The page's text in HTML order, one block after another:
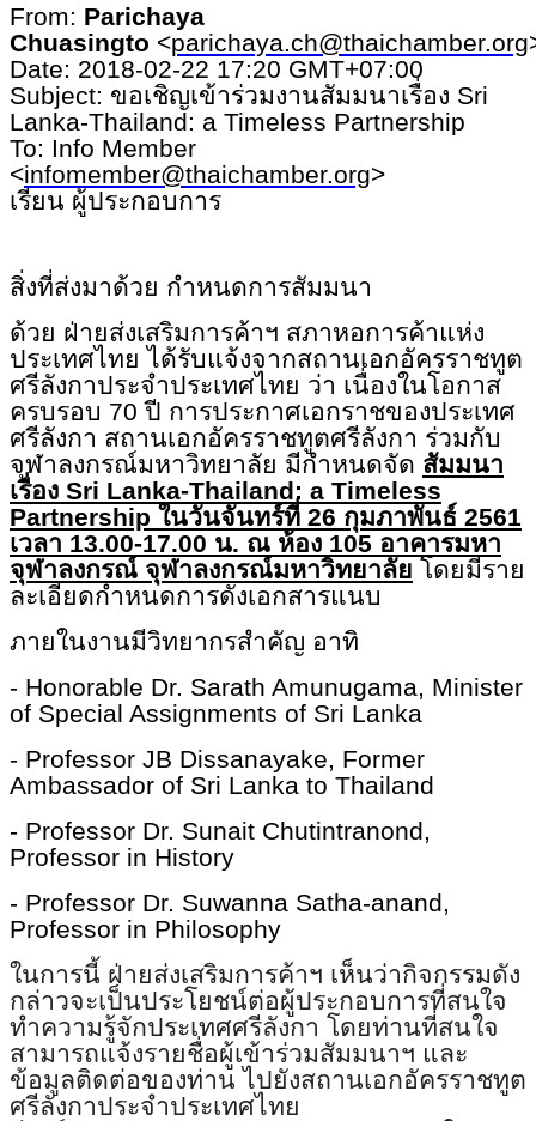
From: Parichaya
Chuasingto <parichaya.ch@thaichamber.org
Date: 2018-02-22 17:20 GMT+07:00
Subject: ขอเชิญเข้าร่วมงานสัมมนาเรื่อง Sri
Lanka-Thailand: a Timeless Partnership
To: Info Member
<infomember@thaichamber.org>
เรียน ผู้ประกอบการ
สิ่งที่ส่งมาด้วย กำหนดการสัมมนา
ด้วย ฝ่ายส่งเสริมการค้าฯ สภาหอการค้าแห่ง
ประเทศไทย ได้รับแจ้งจากสถานเอกอัครราชทูต
ศรีลังกาประจำประเทศไทย ว่า เนื่องในโอกาส
ครบรอบ 70 ปี การประกาศเอกราชของประเทศ
ศรีลังกา สถานเอกอัครราชทูตศรีลังกา ร่วมกับ
จุฬาลงกรณ์มหาวิทยาลัย มีกำหนดจัด สัมมนา
เรื่อง Sri Lanka-Thailand: a Timeless
Partnership ในวันจันทร์ที่ 26 กุมภาพันธ์ 2561
เวลา 13.00-17.00 น. ณ ห้อง 105 อาคารมหา
จุฬาลงกรณ์ จุฬาลงกรณ์มหาวิทยาลัย โดยมีราย
ละเอียดกำหนดการดังเอกสารแนบ
ภายในงานมีวิทยากรสำคัญ อาทิ
- Honorable Dr. Sarath Amunugama, Minister
of Special Assignments of Sri Lanka
- Professor JB Dissanayake, Former
Ambassador of Sri Lanka to Thailand
- Professor Dr. Sunait Chutintranond,
Professor in History
- Professor Dr. Suwanna Satha-anand,
Professor in Philosophy
ในการนี้ ฝ่ายส่งเสริมการค้าฯ เห็นว่ากิจกรรมดัง
กล่าวจะเป็นประโยชน์ต่อผู้ประกอบการที่สนใจ
ทำความรู้จักประเทศศรีลังกา โดยท่านที่สนใจ
สามารถแจ้งรายชื่อผู้เข้าร่วมสัมมนาฯ และ
ข้อมูลติดต่อของท่าน ไปยังสถานเอกอัครราชทูต
ศรีลังกาประจำประเทศไทย